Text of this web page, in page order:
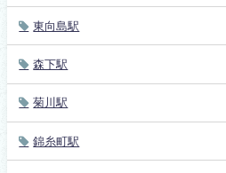
東向島駅
森下駅
菊川駅
錦糸町駅